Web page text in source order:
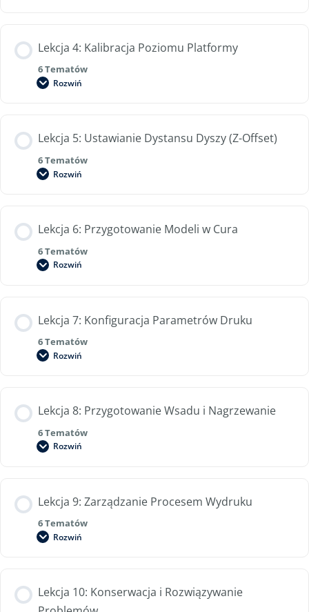
Lekcja 4: Kalibracja Poziomu Platformy
6 Tematów
Rozwiń
Lekcja 5: Ustawianie Dystansu Dyszy (Z-Offset)
6 Tematów
Rozwiń
Lekcja 6: Przygotowanie Modeli w Cura
6 Tematów
Rozwiń
Lekcja 7: Konfiguracja Parametrów Druku
6 Tematów
Rozwiń
Lekcja 8: Przygotowanie Wsadu i Nagrzewanie
6 Tematów
Rozwiń
Lekcja 9: Zarządzanie Procesem Wydruku
6 Tematów
Rozwiń
Lekcja 10: Konserwacja i Rozwiązywanie